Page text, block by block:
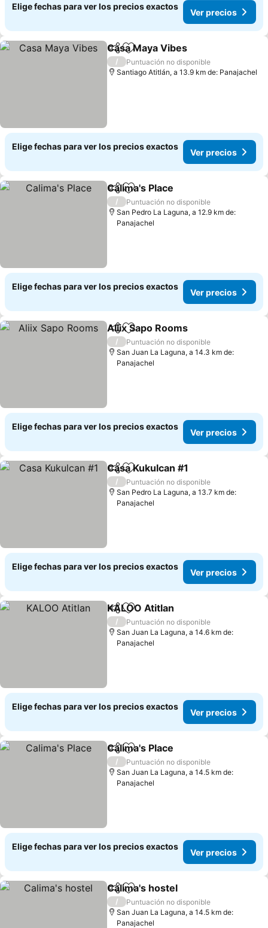
Elige fechas para ver los precios exactos
Ver precios
CompartirAgregar a favoritos
Casa Maya Vibes
/
Puntuación no disponible
Santiago Atitlán, a 13.9 km de: Panajachel
Elige fechas para ver los precios exactos
Ver precios
CompartirAgregar a favoritos
Calima's Place
/
Puntuación no disponible
San Pedro La Laguna, a 12.9 km de:
Panajachel
Elige fechas para ver los precios exactos
Ver precios
CompartirAgregar a favoritos
Aliix Sapo Rooms
/
Puntuación no disponible
San Juan La Laguna, a 14.3 km de:
Panajachel
Elige fechas para ver los precios exactos
Ver precios
CompartirAgregar a favoritos
Casa Kukulcan #1
/
Puntuación no disponible
San Pedro La Laguna, a 13.7 km de:
Panajachel
Elige fechas para ver los precios exactos
Ver precios
CompartirAgregar a favoritos
KALOO Atitlan
/
Puntuación no disponible
San Juan La Laguna, a 14.6 km de:
Panajachel
Elige fechas para ver los precios exactos
Ver precios
CompartirAgregar a favoritos
Calima's Place
/
Puntuación no disponible
San Juan La Laguna, a 14.5 km de:
Panajachel
Elige fechas para ver los precios exactos
Ver precios
CompartirAgregar a favoritos
Calima's hostel
/
Puntuación no disponible
San Juan La Laguna, a 14.5 km de:
Panajachel